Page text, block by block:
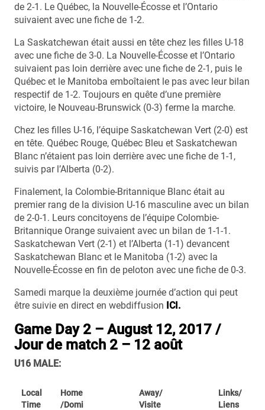
de 2-1. Le Québec, la Nouvelle-Écosse et l’Ontario
suivaient avec une fiche de 1-2.
La Saskatchewan était aussi en tête chez les filles U-18
avec une fiche de 3-0. La Nouvelle-Écosse et l’Ontario
suivaient pas loin derrière avec une fiche de 2-1, puis le
Québec et le Manitoba emboîtaient le pas avec leur bilan
respectif de 1-2. Toujours en quête d’une première
victoire, le Nouveau-Brunswick (0-3) ferme la marche.
Chez les filles U-16, l’équipe Saskatchewan Vert (2-0) est
en tête. Québec Rouge, Québec Bleu et Saskatchewan
Blanc n’étaient pas loin derrière avec une fiche de 1-1,
suivis par l’Alberta (0-2).
Finalement, la Colombie-Britannique Blanc était au
premier rang de la division U-16 masculine avec un bilan
de 2-0-1. Leurs concitoyens de l’équipe Colombie-
Britannique Orange suivaient avec un bilan de 1-1-1.
Saskatchewan Vert (2-1) et l’Alberta (1-1) devancent
Saskatchewan Blanc et le Manitoba (1-2) avec la
Nouvelle-Écosse en fin de peloton avec une fiche de 0-3.
Samedi marque la deuxième journée d’action qui peut
être suivie en direct en webdiffusion ICI.
Game Day 2 – August 12, 2017 /
Jour de match 2 – 12 août
U16 MALE:
Local
Time
Home
/Domi
Away/
Visite
Links/
Liens